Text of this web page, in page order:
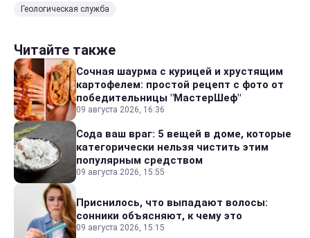
Геологическая служба
Читайте также
Сочная шаурма с курицей и хрустящим
картофелем: простой рецепт с фото от
победительницы "МастерШеф"
09 августа 2026, 16:36
Сода ваш враг: 5 вещей в доме, которые
категорически нельзя чистить этим
популярным средством
09 августа 2026, 15:55
Приснилось, что выпадают волосы:
сонники объясняют, к чему это
09 августа 2026, 15:15